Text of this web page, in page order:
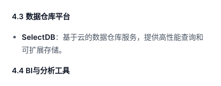
4.3 数据仓库平台
SelectDB：基于云的数据仓库服务，提供高性能查询和
可扩展存储。
4.4 BI与分析工具